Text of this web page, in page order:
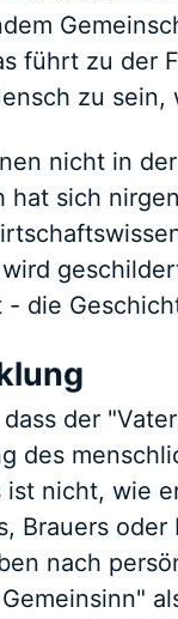
führt zu der
zu sein,
nicht in
hat sich
die
der
des
ist nicht, wie
Brauers
nach